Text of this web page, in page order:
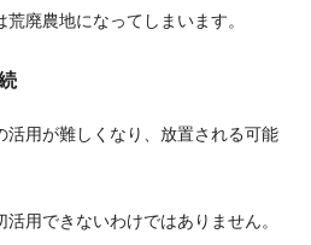
廃農地になってしまいます。
活用が難しくなり、放置される可能
用できないわけではありません。